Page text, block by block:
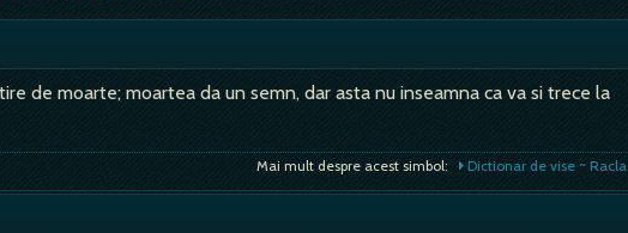
de moarte; moartea da un semn, dar asta nu inseamna ca va si trece la
Mai mult despre acest simbol: Dictionar de vise ~ Racla